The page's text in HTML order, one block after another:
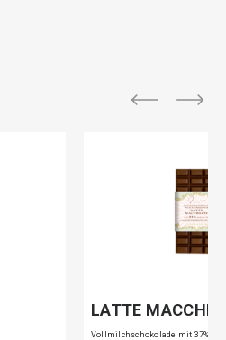
LATTE
Vollmilchschokolade mit 37% K…